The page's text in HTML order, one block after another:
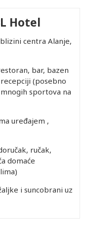
Hotel
centra Alanje,
bar, bazen
(posebno
sportova na
uređajem ,
ručak,
domaće
i suncobrani uz